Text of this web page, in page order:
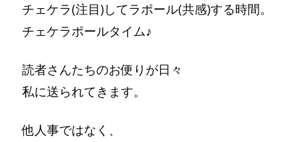
チェケラ(注目)してラポール(共感)する時間。
チェケラポールタイム♪
読者さんたちのお便りが日々
私に送られてきます。
他人事ではなく、